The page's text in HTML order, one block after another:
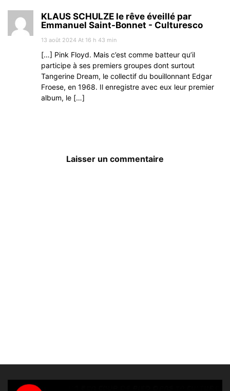
KLAUS SCHULZE le rêve éveillé par
Emmanuel Saint-Bonnet - Culturesco
13 août 2024 At 16 h 43 min
[…] Pink Floyd. Mais c’est comme batteur qu’il
participe à ses premiers groupes dont surtout
Tangerine Dream, le collectif du bouillonnant Edgar
Froese, en 1968. Il enregistre avec eux leur premier
album, le […]
Laisser un commentaire